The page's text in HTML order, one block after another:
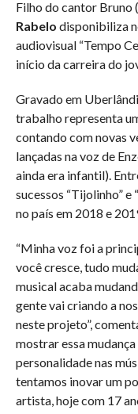
Filho do cantor Bruno
Rabelo disponibiliza
audiovisual “Tempo
início da carreira do
Gravado em
trabalho representa
contando com novas
lançadas na voz de
ainda era infantil).
sucessos “Tijolinho”
no país em 2018 e
“Minha voz foi a
você cresce, tudo
musical acaba
gente vai criando a
neste projeto”,
mostrar essa
personalidade nas
tentamos inovar um
artista, hoje com 17